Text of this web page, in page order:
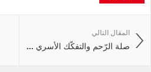
المقال التالي
صلة الرّحم والتفكّك الأسري ...